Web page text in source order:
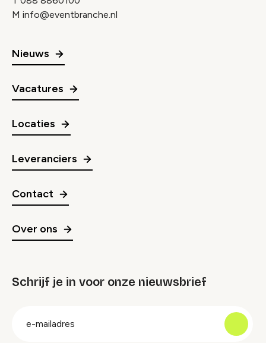
M info@eventbranche.nl
Nieuws
Vacatures
Locaties
Leveranciers
Contact
Over ons
Schrijf je in voor onze nieuwsbrief